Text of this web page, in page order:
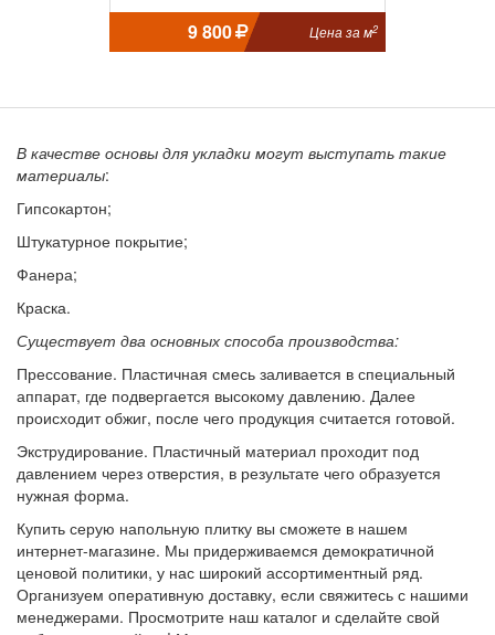
9 800 Цена за м2
В качестве основы для укладки могут выступать такие
материалы:
Гипсокартон;
Штукатурное покрытие;
Фанера;
Краска.
Существует два основных способа производства:
Прессование. Пластичная смесь заливается в специальный
аппарат, где подвергается высокому давлению. Далее
происходит обжиг, после чего продукция считается готовой.
Экструдирование. Пластичный материал проходит под
давлением через отверстия, в результате чего образуется
нужная форма.
Купить серую напольную плитку вы сможете в нашем
интернет-магазине. Мы придерживаемся демократичной
ценовой политики, у нас широкий ассортиментный ряд.
Организуем оперативную доставку, если свяжитесь с нашими
менеджерами. Просмотрите наш каталог и сделайте свой